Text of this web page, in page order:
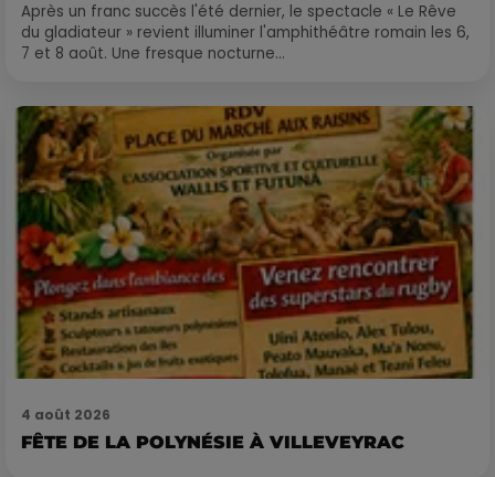
Après un franc succès l'été dernier, le spectacle « Le Rêve
du gladiateur » revient illuminer l'amphithéâtre romain les 6,
7 et 8 août. Une fresque nocturne...
4 août 2026
FÊTE DE LA POLYNÉSIE À VILLEVEYRAC